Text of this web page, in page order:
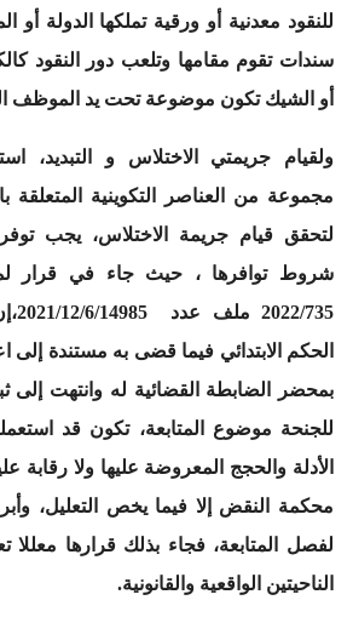
للنقود معدنية أو ورقية تملكها الدولة أو
سندات تقوم مقامها وتلعب دور النقود
أو الشيك تكون موضوعة تحت يد الموظف
ولقيام جريمتي الاختلاس و التبديد،
مجموعة من العناصر التكوينية المتعلقة
لتحقق قيام جريمة الاختلاس، يجب توفر
شروط توافرها ، حيث جاء في قرار
2022/735ملف عدد 2021/12/6/14985،
الحكم الابتدائي فيما قضى به مستندة إلى
بمحضر الضابطة القضائية له وانتهت إلى
للجنحة موضوع المتابعة، تكون قد
الأدلة والحجج المعروضة عليها ولا
محكمة النقض إلا فيما يخص التعليل،
لفصل المتابعة، فجاء بذلك قرارها معللا
الناحيتين الواقعية والقانونية.